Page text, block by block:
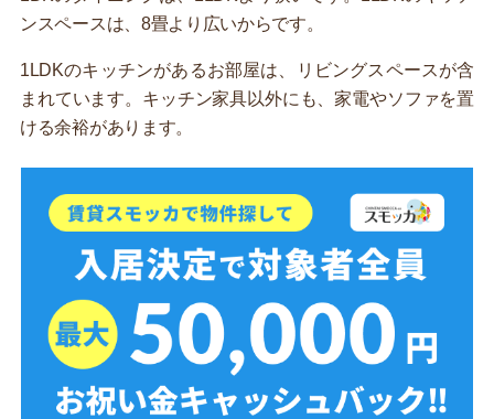
ンスペースは、8畳より広いからです。
1LDKのキッチンがあるお部屋は、リビングスペースが含
まれています。キッチン家具以外にも、家電やソファを置
ける余裕があります。